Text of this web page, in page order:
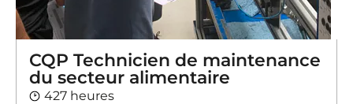
CQP Technicien de maintenance
du secteur alimentaire
427 heures